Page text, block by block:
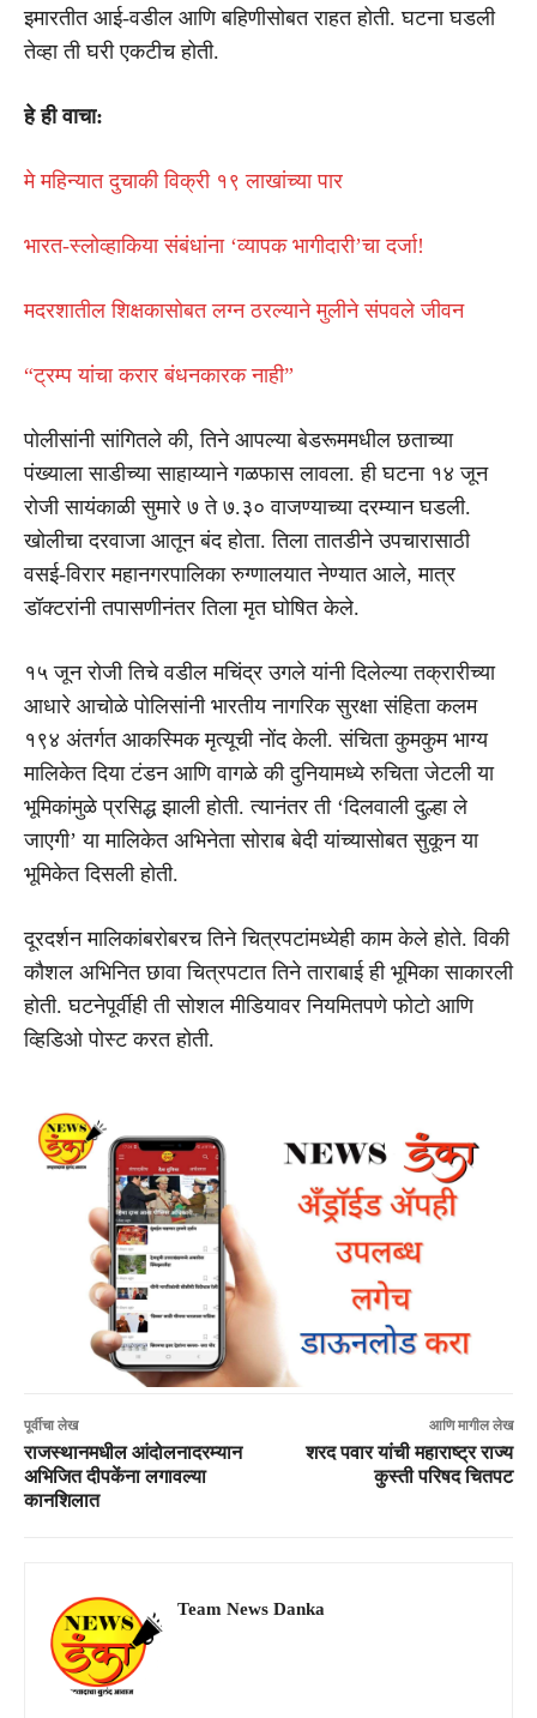
इमारतीत आई-वडील आणि बहिणीसोबत राहत होती. घटना घडली
तेव्हा ती घरी एकटीच होती.
हे ही वाचा:
मे महिन्यात दुचाकी विक्री १९ लाखांच्या पार
भारत-स्लोव्हाकिया संबंधांना ‘व्यापक भागीदारी’चा दर्जा!
मदरशातील शिक्षकासोबत लग्न ठरल्याने मुलीने संपवले जीवन
“ट्रम्प यांचा करार बंधनकारक नाही”
पोलीसांनी सांगितले की, तिने आपल्या बेडरूममधील छताच्या
पंख्याला साडीच्या साहाय्याने गळफास लावला. ही घटना १४ जून
रोजी सायंकाळी सुमारे ७ ते ७.३० वाजण्याच्या दरम्यान घडली.
खोलीचा दरवाजा आतून बंद होता. तिला तातडीने उपचारासाठी
वसई-विरार महानगरपालिका रुग्णालयात नेण्यात आले, मात्र
डॉक्टरांनी तपासणीनंतर तिला मृत घोषित केले.
१५ जून रोजी तिचे वडील मचिंद्र उगले यांनी दिलेल्या तक्रारीच्या
आधारे आचोळे पोलिसांनी भारतीय नागरिक सुरक्षा संहिता कलम
१९४ अंतर्गत आकस्मिक मृत्यूची नोंद केली. संचिता कुमकुम भाग्य
मालिकेत दिया टंडन आणि वागळे की दुनियामध्ये रुचिता जेटली या
भूमिकांमुळे प्रसिद्ध झाली होती. त्यानंतर ती ‘दिलवाली दुल्हा ले
जाएगी’ या मालिकेत अभिनेता सोराब बेदी यांच्यासोबत सुकून या
भूमिकेत दिसली होती.
दूरदर्शन मालिकांबरोबरच तिने चित्रपटांमध्येही काम केले होते. विकी
कौशल अभिनित छावा चित्रपटात तिने ताराबाई ही भूमिका साकारली
होती. घटनेपूर्वीही ती सोशल मीडियावर नियमितपणे फोटो आणि
व्हिडिओ पोस्ट करत होती.
पूर्वीचा लेख
राजस्थानमधील आंदोलनादरम्यान
अभिजित दीपकेंना लगावल्या
कानशिलात
आणि मागील लेख
शरद पवार यांची महाराष्ट्र राज्य
कुस्ती परिषद चितपट
Team News Danka